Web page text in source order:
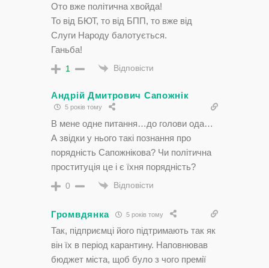
Ото вже політична хвойда!
То від БЮТ, то від БПП, то вже від
Слуги Народу балотується.
Ганьба!
1 Відповісти
Андрій Дмитрович Сапожнік
5 років тому
В мене одне питання…до голови ода…
А звідки у нього такі познання про
порядність Сапожнікова? Чи політична
проституція це і є їхня порядність?
0 Відповісти
Громвдянка 5 років тому
Так, підприємці його підтримають так як
він їх в період карантину. Наповнював
бюджет міста, щоб було з чого премії